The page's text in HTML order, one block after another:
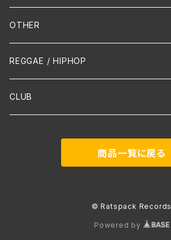
Mandolin
声楽
吹奏楽
Contemporary / Avangarde
OTHER
REGGAE / HIPHOP
CLUB
商品一覧に戻る
© Ratspack Records
Powered by